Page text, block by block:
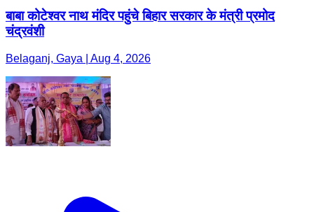
बाबा कोटेश्वर नाथ मंदिर पहुंचे बिहार सरकार के मंत्री प्रमोद
चंद्रवंशी
Belaganj, Gaya | Aug 4, 2026